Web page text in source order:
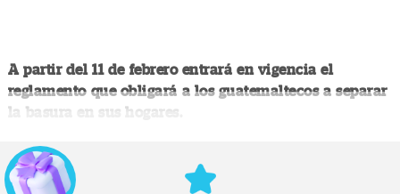
A partir del 11 de febrero entrará en vigencia el
reglamento que obligará a los guatemaltecos a separar
la basura en sus hogares.